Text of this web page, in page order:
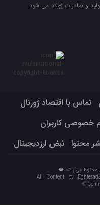
و صادرات فولاد می شود
تماس با اقتصاد ژورنال
خصوصی کاربران
محتوا نبض ارزدیجیتال
محفوظ می باشد ❤️
All Content by